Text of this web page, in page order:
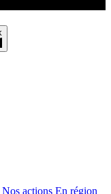
Nos actions En région